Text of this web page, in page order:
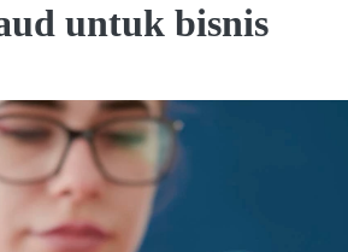
untuk bisnis